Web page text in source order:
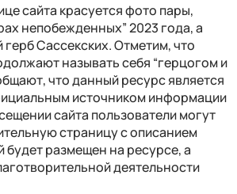
сайта красуется фото пары,
непобежденных” 2023 года, а
Сассекских. Отметим, что
называть себя “герцогом и
что данный ресурс является
источником информации
сайта пользователи могут
страницу с описанием
будет размещен на ресурсе, а
деятельности